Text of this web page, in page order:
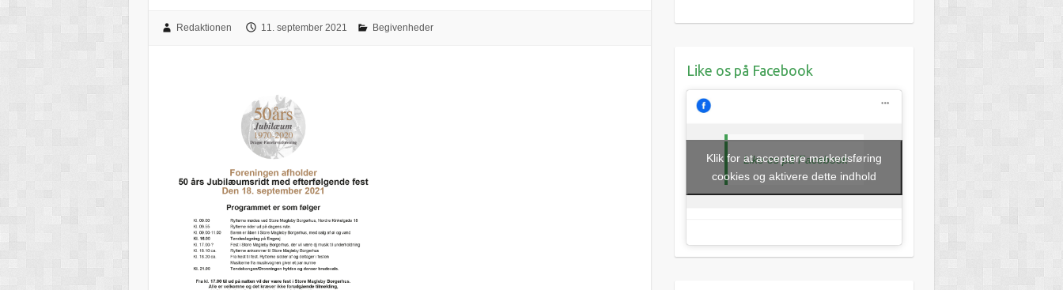
Redaktionen 11. september 2021 Begivenheder
Like os på Facebook
Like os på Facebook
Klik for at acceptere markedsføring
cookies og aktivere dette indhold